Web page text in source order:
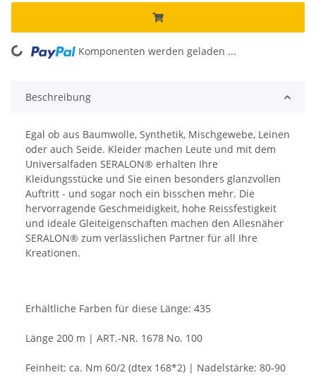
Loading... Komponenten werden geladen ...
Beschreibung
Egal ob aus Baumwolle, Synthetik, Mischgewebe, Leinen
oder auch Seide. Kleider machen Leute und mit dem
Universalfaden SERALON® erhalten Ihre
Kleidungsstücke und Sie einen besonders glanzvollen
Auftritt - und sogar noch ein bisschen mehr. Die
hervorragende Geschmeidigkeit, hohe Reissfestigkeit
und ideale Gleiteigenschaften machen den Allesnäher
SERALON® zum verlässlichen Partner für all Ihre
Kreationen.
Erhältliche Farben für diese Länge: 435
Länge 200 m | ART.-NR. 1678 No. 100
Feinheit: ca. Nm 60/2 (dtex 168*2) | Nadelstärke: 80-90